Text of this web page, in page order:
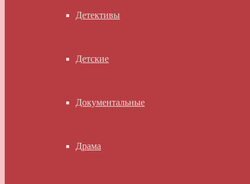
Детективы
Детские
Документальные
Драма